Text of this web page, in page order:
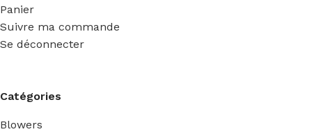
Panier
Suivre ma commande
Se déconnecter
Catégories
Blowers